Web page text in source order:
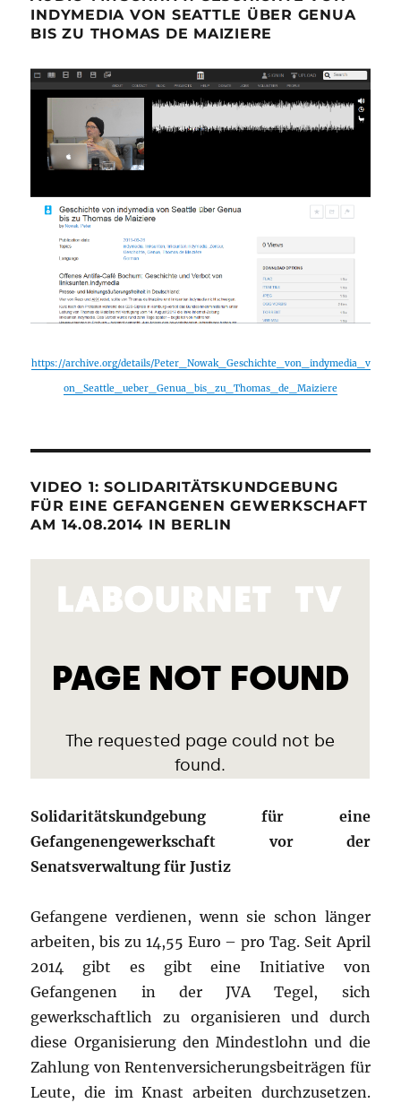
INDYMEDIA VON SEATTLE ÜBER GENUA
BIS ZU THOMAS DE MAIZIERE
https://archive.org/details/Peter_Nowak_Geschichte_von_indymedia_v
on_Seattle_ueber_Genua_bis_zu_Thomas_de_Maiziere
VIDEO 1: SOLIDARITÄTSKUNDGEBUNG
FÜR EINE GEFANGENEN GEWERKSCHAFT
AM 14.08.2014 IN BERLIN
Solidaritätskundgebung für eine
Gefangenengewerkschaft vor der
Senatsverwaltung für Justiz
Gefangene verdienen, wenn sie schon länger
arbeiten, bis zu 14,55 Euro – pro Tag. Seit April
2014 gibt es gibt eine Initiative von
Gefangenen in der JVA Tegel, sich
gewerkschaftlich zu organisieren und durch
diese Organisierung den Mindestlohn und die
Zahlung von Rentenversicherungsbeiträgen für
Leute, die im Knast arbeiten durchzusetzen.